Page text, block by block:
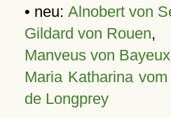
• neu: Alnobert von
Gildard von Rouen,
Manveus von Bayeux
Maria Katharina
de Longprey